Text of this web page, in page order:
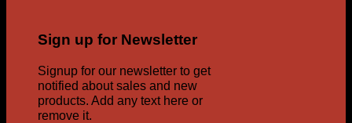
Sign up for Newsletter
Signup for our newsletter to get
notified about sales and new
products. Add any text here or
remove it.